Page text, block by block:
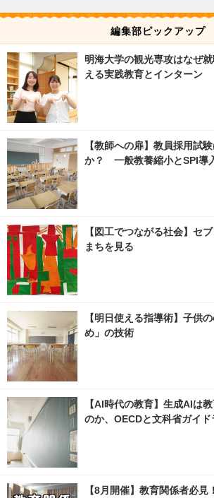
編集部ピックアップ
明海大学の観光専攻はなぜ
える実践教育とインターン
【教師への扉】教員採用試
か？ 一般教養縮小とSPI導
【図工でつながる社会】セ
まちを見る
【明日使える指導術】子供
め」の技術
【AI時代の教育】生成AIは
のか、OECDと文科省ガイ
【8月開催】教育関係者必